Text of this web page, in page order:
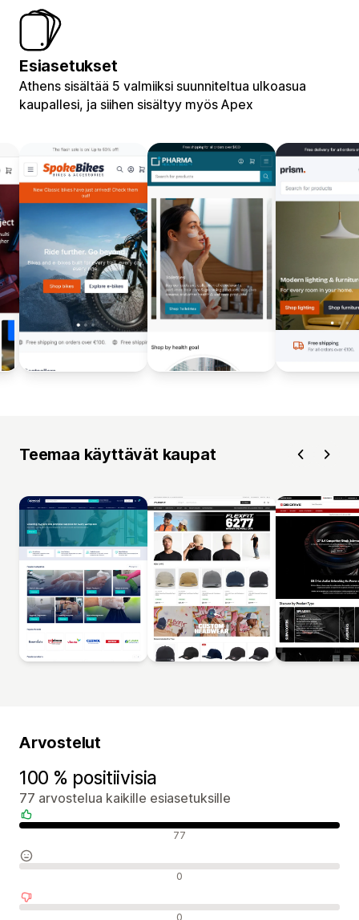
Esiasetukset
Athens sisältää 5 valmiiksi suunniteltua ulkoasua
kaupallesi, ja siihen sisältyy myös Apex
Teemaa käyttävät kaupat
Arvostelut
100 % positiivisia
77 arvostelua kaikille esiasetuksille
Positiiviset arvostelut 77
Neutraalit arvostelut 0
Negatiiviset arvostelut 0